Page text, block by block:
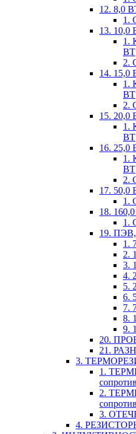
12. 8,0
1.
13. 10,0
1.
ВТ
2.
14. 15,0
1.
ВТ
2.
15. 20,0
1.
ВТ
16. 25,0
1.
ВТ
2.
17. 50,0
1.
18.
1.
19.
1.
2.
3.
4.
5.
6.
7.
8.
9.
20.
21.
3.
1.
2.
3.
4.